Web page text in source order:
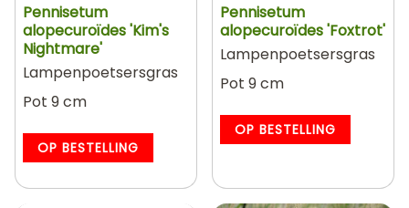
Pennisetum
alopecuroïdes 'Kim's
Nightmare'
Lampenpoetsersgras
Pot 9 cm
OP BESTELLING
Pennisetum
alopecuroïdes 'Foxtrot'
Lampenpoetsersgras
Pot 9 cm
OP BESTELLING